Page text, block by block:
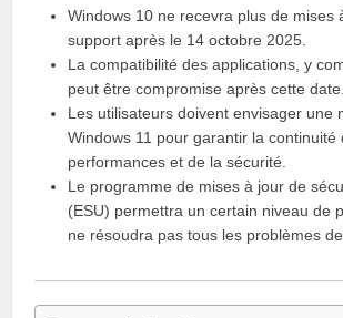
Windows 10 ne recevra plus de mises
support après le 14 octobre 2025.
La compatibilité des applications, y
peut être compromise après cette date.
Les utilisateurs doivent envisager une
Windows 11 pour garantir la continuité
performances et de la sécurité.
Le programme de mises à jour de
(ESU) permettra un certain niveau de
ne résoudra pas tous les problèmes